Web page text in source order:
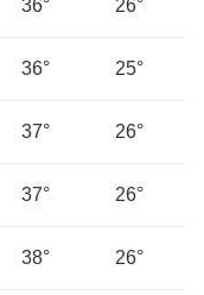
36° 26°
36° 25°
37° 26°
37° 26°
38° 26°